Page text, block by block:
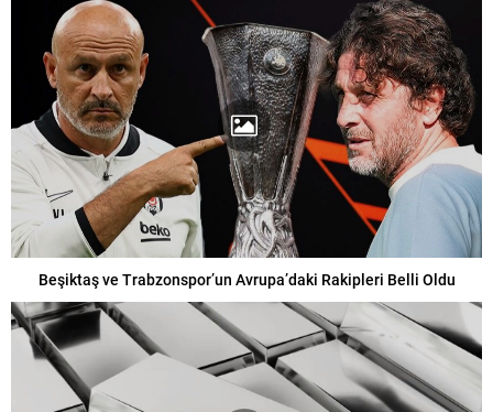
Beşiktaş ve Trabzonspor’un Avrupa’daki Rakipleri Belli Oldu